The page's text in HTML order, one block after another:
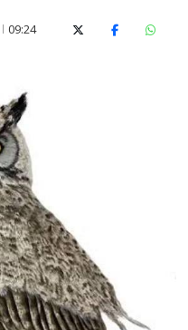
09:24
X (Twitter)Facebook